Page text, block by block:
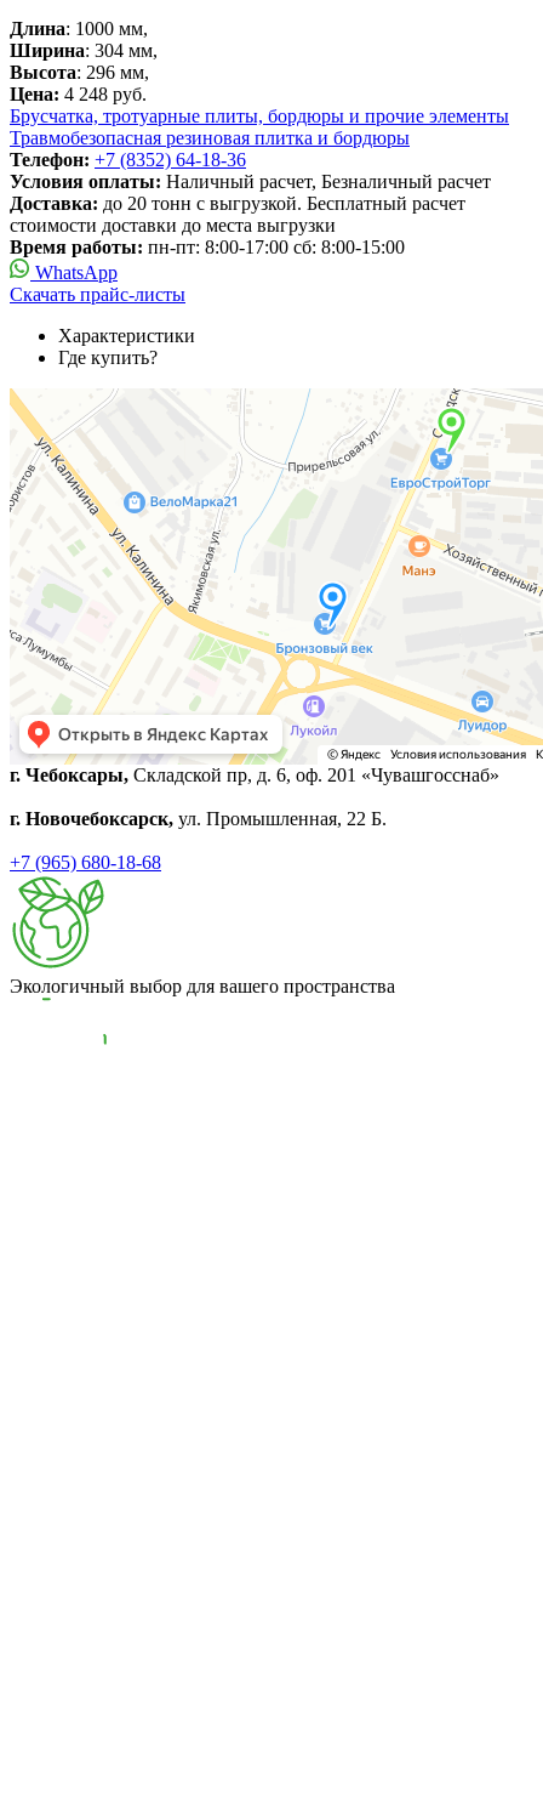
Длина: 1000 мм,
Ширина: 304 мм,
Высота: 296 мм,
Цена: 4 248 руб.
Брусчатка, тротуарные плиты, бордюры и прочие элементы
Травмобезопасная резиновая плитка и бордюры
Телефон: +7 (8352) 64-18-36
Условия оплаты: Наличный расчет, Безналичный расчет
Доставка: до 20 тонн с выгрузкой. Бесплатный расчет
стоимости доставки до места выгрузки
Время работы: пн-пт: 8:00-17:00 сб: 8:00-15:00
WhatsApp
Скачать прайс-листы
Характеристики
Где купить?
г. Чебоксары, Складской пр, д. 6, оф. 201 «Чувашгосснаб»
г. Новочебоксарск, ул. Промышленная, 22 Б.
+7 (965) 680-18-68
Экологичный выбор для вашего пространства